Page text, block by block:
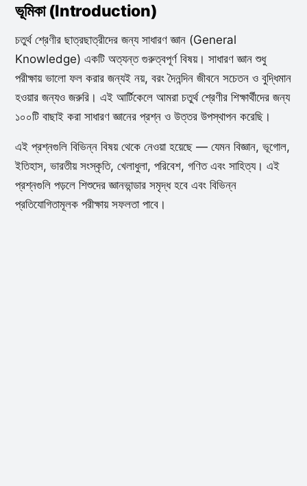
ভূমিকা (Introduction)
চতুর্থ শ্রেণীর ছাত্রছাত্রীদের জন্য সাধারণ জ্ঞান (General
Knowledge) একটি অত্যন্ত গুরুত্বপূর্ণ বিষয়। সাধারণ জ্ঞান শুধু
পরীক্ষায় ভালো ফল করার জন্যই নয়, বরং দৈনন্দিন জীবনে সচেতন ও বুদ্ধিমান
হওয়ার জন্যও জরুরি। এই আর্টিকেলে আমরা চতুর্থ শ্রেণীর শিক্ষার্থীদের জন্য
১০০টি বাছাই করা সাধারণ জ্ঞানের প্রশ্ন ও উত্তর উপস্থাপন করেছি।
এই প্রশ্নগুলি বিভিন্ন বিষয় থেকে নেওয়া হয়েছে — যেমন বিজ্ঞান, ভূগোল,
ইতিহাস, ভারতীয় সংস্কৃতি, খেলাধুলা, পরিবেশ, গণিত এবং সাহিত্য। এই
প্রশ্নগুলি পড়লে শিশুদের জ্ঞানভান্ডার সমৃদ্ধ হবে এবং বিভিন্ন
প্রতিযোগিতামূলক পরীক্ষায় সফলতা পাবে।